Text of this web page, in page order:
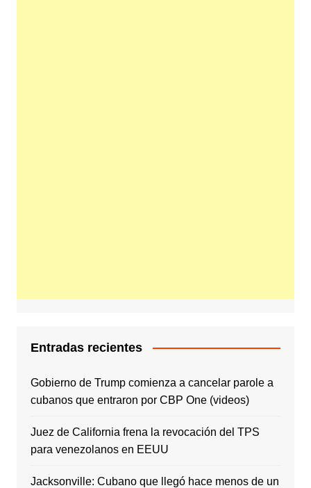
Entradas recientes
Gobierno de Trump comienza a cancelar parole a
cubanos que entraron por CBP One (videos)
Juez de California frena la revocación del TPS
para venezolanos en EEUU
Jacksonville: Cubano que llegó hace menos de un